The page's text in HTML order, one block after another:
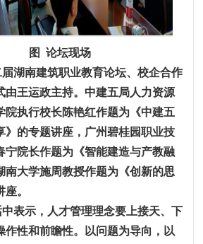
图 论坛现场
湖南建筑职业教育论坛、校企合作
由王运政主持。中建五局人力资源
院执行校长陈艳红作题为《中建五
》的专题讲座，广州碧桂园职业技
宁院长作题为《智能建造与产教融
南大学施周教授作题为《创新的思
。
表示，人才管理理念要上接天、下
作性和前瞻性。以问题为导向，以